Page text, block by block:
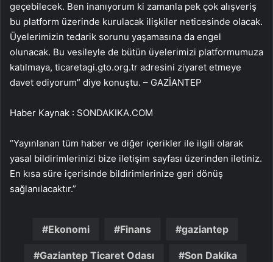
geçebilecek. Ben inanıyorum ki zamanla pek çok alışveriş
bu platform üzerinde kurulacak ilişkiler neticesinde olacak.
Üyelerimizin tedarik sorunu yaşamasına da engel
olunacak. Bu vesileyle de bütün üyelerimizi platformumuza
katılmaya, ticaretagi.gto.org.tr adresini ziyaret etmeye
davet ediyorum” diye konuştu. – GAZİANTEP
Haber Kaynak : SONDAKIKA.COM
“Yayınlanan tüm haber ve diğer içerikler ile ilgili olarak
yasal bildirimlerinizi bize iletişim sayfası üzerinden iletiniz.
En kısa süre içerisinde bildirimlerinize geri dönüş
sağlanılacaktır.”
Ekonomi Finans gaziantep
Gaziantep Ticaret Odası Son Dakika